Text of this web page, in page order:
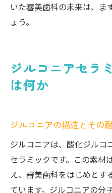
いた審美歯科の未来は、ま
ょう。
ジルコニアセラ
は何か
ジルコニアの構造とその
ジルコニアは、酸化ジルコ
セラミックです。この素材
え、審美歯科をはじめとす
ています。ジルコニアの分